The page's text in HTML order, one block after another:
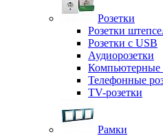
Розетки
Розетки
Розетки с USB
Аудиорозетки
Компьютерные
Телефонные
TV-розетки
Рамки